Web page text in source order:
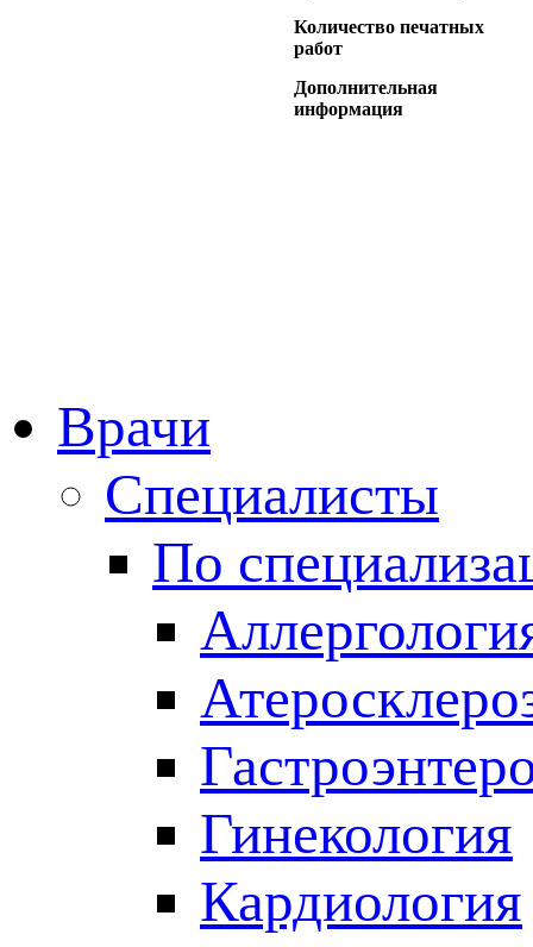
Количество печатных
работ
Дополнительная
информация
Врачи
Специалисты
По
Гинекология
Кардиология